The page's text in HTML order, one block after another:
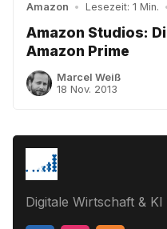
Amazon • Lesezeit: 1 Min.
Amazon Studios:
Amazon Prime
Marcel Weiß
18 Nov. 2013
Digitale Wirtschaft &